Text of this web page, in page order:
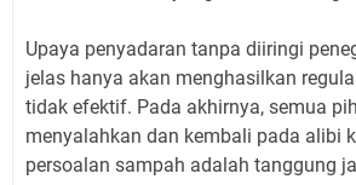
Upaya penyadaran tanpa diiringi
jelas hanya akan menghasilkan
tidak efektif. Pada akhirnya, semua
menyalahkan dan kembali pada alibi
persoalan sampah adalah tanggung